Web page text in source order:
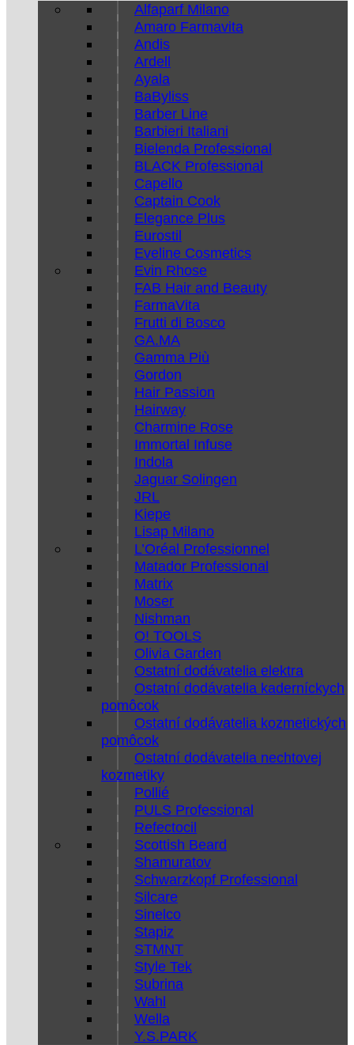
Alfaparf Milano
Amaro Farmavita
Andis
Ardell
Ayala
BaByliss
Barber Line
Barbieri Italiani
Bielenda Professional
BLACK Professional
Capello
Captain Cook
Elegance Plus
Eurostil
Eveline Cosmetics
Evin Rhose
FAB Hair and Beauty
FarmaVita
Frutti di Bosco
GA.MA
Gamma Più
Gordon
Hair Passion
Hairway
Charmine Rose
Immortal Infuse
Indola
Jaguar Solingen
JRL
Kiepe
Lisap Milano
L’Oréal Professionnel
Matador Professional
Matrix
Moser
Nishman
O! TOOLS
Olivia Garden
Ostatní dodávatelia elektra
Ostatní dodávatelia kaderníckych
pomôcok
Ostatní dodávatelia kozmetických
pomôcok
Ostatní dodávatelia nechtovej
kozmetiky
Pollié
PULS Professional
Refectocil
Scottish Beard
Shamuratov
Schwarzkopf Professional
Silcare
Sinelco
Stapiz
STMNT
Style Tek
Subrina
Wahl
Wella
Y.S.PARK